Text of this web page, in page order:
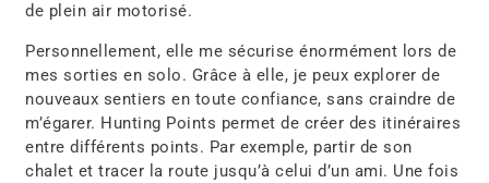
de plein air motorisé.
Personnellement, elle me sécurise énormément lors de
mes sorties en solo. Grâce à elle, je peux explorer de
nouveaux sentiers en toute confiance, sans craindre de
m’égarer. Hunting Points permet de créer des itinéraires
entre différents points. Par exemple, partir de son
chalet et tracer la route jusqu’à celui d’un ami. Une fois